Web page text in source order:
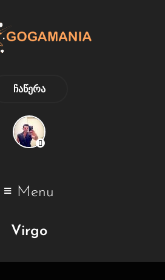
ᲩᲐᲬᲔᲠᲐ
Menu
Virgo